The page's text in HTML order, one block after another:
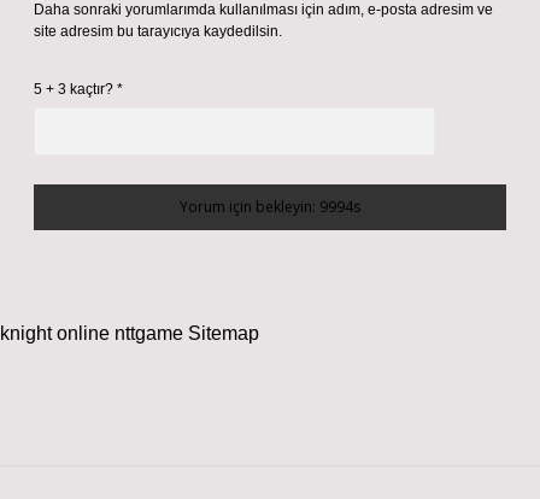
Daha sonraki yorumlarımda kullanılması için adım, e-posta adresim ve
site adresim bu tarayıcıya kaydedilsin.
5 + 3 kaçtır? *
knight online nttgame Sitemap